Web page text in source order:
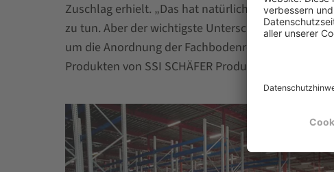
Zuschlag erhielt. „Das hat natürlich mit der
zu tun. Aber der wichtigste Unterschied ist die
um die Anordnung der Fachbodenregale oder die
Produkten von SSI SCHÄFER Produkten gemacht